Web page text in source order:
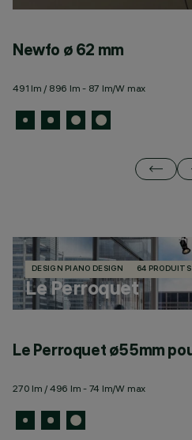
Newfo ø 62 mm
491 lm / 896 lm - 87 lm/W max
DESIGN PIANO DESIGN 64 PRODUITS
Le Perroquet
Le Perroquet ø55mm
270 lm / 496 lm - 74 lm/W max